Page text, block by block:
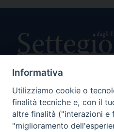
Direttore
Editore e Proprietà Opera di
Informativa
Utilizziamo cookie o
finalità tecniche e, con il
altre finalità ("interazioni e
"miglioramento